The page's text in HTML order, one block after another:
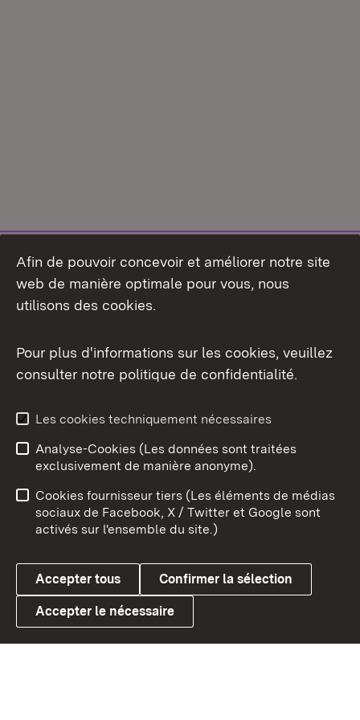
Aperçu des thèmes
Link zum Landesportal
Conseils d'utilisation
Confidentialité
Cookies
Afin de pouvoir concevoir et améliorer notre site
web de manière optimale pour vous, nous
utilisons des cookies.
Pour plus d'informations sur les cookies, veuillez
consulter notre politique de confidentialité.
Les cookies techniquement nécessaires
Analyse-Cookies (Les données sont traitées
exclusivement de manière anonyme).
Cookies fournisseur tiers (Les éléments de médias
sociaux de Facebook, X / Twitter et Google sont
activés sur l'ensemble du site.)
Accepter tous Confirmer la sélection
Accepter le nécessaire